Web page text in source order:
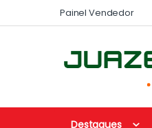
Painel Vendedor
Destaques